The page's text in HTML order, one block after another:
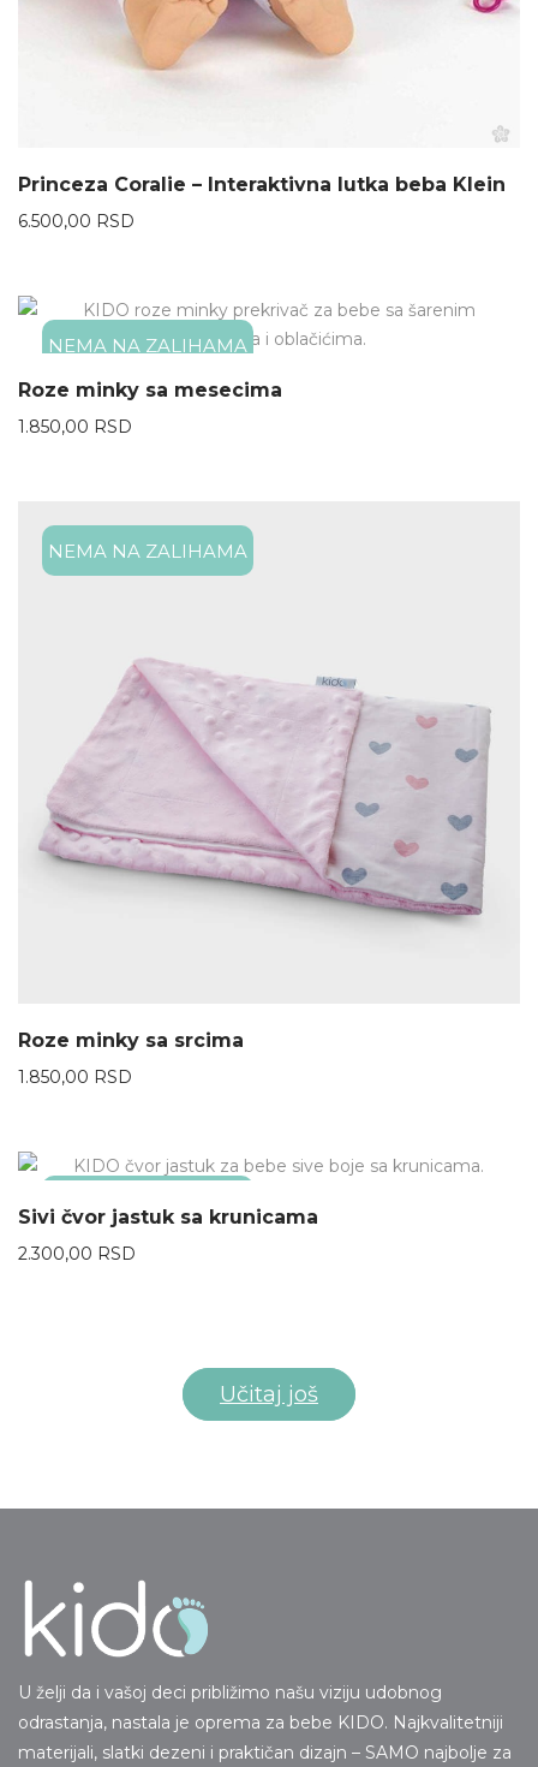
Princeza Coralie – Interaktivna lutka beba Klein
6.500,00 RSD
NEMA NA ZALIHAMA
Roze minky sa mesecima
1.850,00 RSD
NEMA NA ZALIHAMA
Roze minky sa srcima
1.850,00 RSD
Sivi čvor jastuk sa krunicama
2.300,00 RSD
Učitaj još
U želji da i vašoj deci približimo našu viziju udobnog
odrastanja, nastala je oprema za bebe KIDO. Najkvalitetniji
materijali, slatki dezeni i praktičan dizajn – SAMO najbolje za